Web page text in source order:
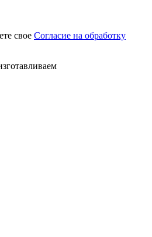
свое Согласие на обработку